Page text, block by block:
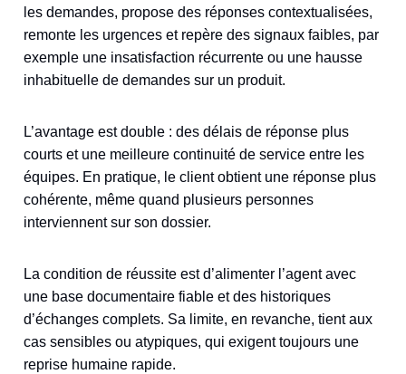
les demandes, propose des réponses contextualisées,
remonte les urgences et repère des signaux faibles, par
exemple une insatisfaction récurrente ou une hausse
inhabituelle de demandes sur un produit.
L’avantage est double : des délais de réponse plus
courts et une meilleure continuité de service entre les
équipes. En pratique, le client obtient une réponse plus
cohérente, même quand plusieurs personnes
interviennent sur son dossier.
La condition de réussite est d’alimenter l’agent avec
une base documentaire fiable et des historiques
d’échanges complets. Sa limite, en revanche, tient aux
cas sensibles ou atypiques, qui exigent toujours une
reprise humaine rapide.